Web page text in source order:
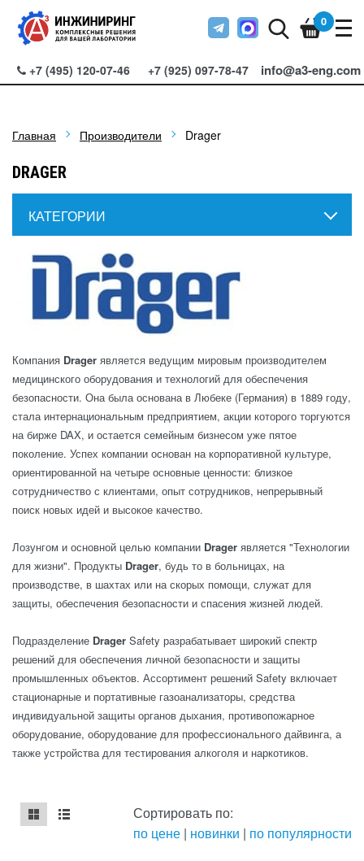
+7 (495) 120-07-46 +7 (925) 097-78-47 info@a3-eng.com
0
Главная Производители Drager
DRAGER
КАТЕГОРИИ
Компания Drager является ведущим мировым производителем
медицинского оборудования и технологий для обеспечения
безопасности. Она была основана в Любеке (Германия) в 1889 году,
стала интернациональным предприятием, акции которого торгуются
на бирже DAX, и остается семейным бизнесом уже пятое
поколение. Успех компании основан на корпоративной культуре,
ориентированной на четыре основные ценности: близкое
сотрудничество с клиентами, опыт сотрудников, непрерывный
поиск новых идей и высокое качество.
Лозунгом и основной целью компании Drager является "Технологии
для жизни". Продукты Drager, будь то в больницах, на
производстве, в шахтах или на скорых помощи, служат для
защиты, обеспечения безопасности и спасения жизней людей.
Подразделение Drager Safety разрабатывает широкий спектр
решений для обеспечения личной безопасности и защиты
промышленных объектов. Ассортимент решений Safety включает
стационарные и портативные газоанализаторы, средства
индивидуальной защиты органов дыхания, противопожарное
оборудование, оборудование для профессионального дайвинга, а
также устройства для тестирования алкоголя и наркотиков.
mse2_chunk_default
mse2_chunk_alternate
Сортировать по:
по цене | новинки | по популярности